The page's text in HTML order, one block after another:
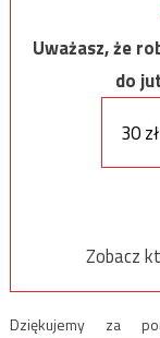
Uważasz, że
do
30 zł
Zobacz
Dziękujemy za